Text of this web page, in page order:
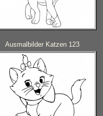
Ausmalbilder Katzen 123